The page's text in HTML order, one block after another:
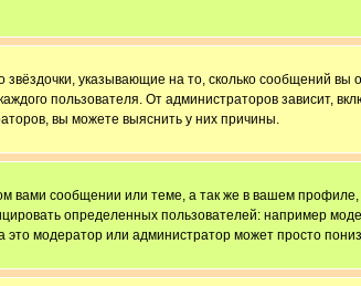
указывающие на то, сколько сообщений
пользователя. От администраторов зависит,
вы можете выяснить у них причины.
сообщении или теме, а так же в вашем профиле,
определенных пользователей: например
модератор или администратор может просто